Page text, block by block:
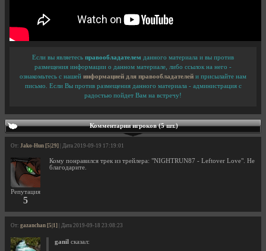
Если вы являетесь правообладателем данного материала и вы против
размещения информации о данном материале, либо ссылок на него -
ознакомьтесь с нашей информацией для правообладателей и присылайте нам
письмо. Если Вы против размещения данного материала - администрация с
радостью пойдет Вам на встречу!
Комментарии игроков (5 шт.)
От: Jako-Hun [5|29] | Дата 2019-09-19 17:19:01
Репутация
5
Кому понравился трек из трейлера: "NIGHTRUN87 - Leftover Love". Не
благодарите.
От: gazanchan [5|1] | Дата 2019-09-18 23:08:23
ganil сказал: